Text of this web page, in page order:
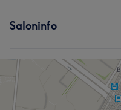
Saloninfo